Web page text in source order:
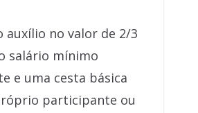
auxílio no valor de 2/3
salário mínimo
e uma cesta básica
participante ou